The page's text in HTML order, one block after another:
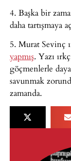
4. Başka bir
daha tartışmaya
5. Murat Sevinç
yapmış. Yazı
göçmenlerle
savunmak
zamanda.